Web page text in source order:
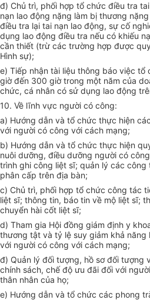
đ) Chủ trì, phối hợp tổ chức điều tra
nạn lao động nặng làm bị thương
điều tra lại tai nạn lao động, sự cố
dụng lao động điều tra nếu có khiếu
cần thiết (trừ các trường hợp được
Hình sự);
e) Tiếp nhận tài liệu thông báo việc
giờ đến 300 giờ trong một năm của
chức, cá nhân có sử dụng lao động
10. Về lĩnh vực người có công:
a) Hướng dẫn và tổ chức thực hiện
với người có công với cách mạng;
b) Hướng dẫn và tổ chức thực hiện
nuôi dưỡng, điều dưỡng người có
trình ghi công liệt sĩ; quản lý các
phân cấp trên địa bàn;
c) Chủ trì, phối hợp tổ chức công tác
liệt sĩ; thông tin, báo tin về mộ liệt sĩ;
chuyển hài cốt liệt sĩ;
d) Tham gia Hội đồng giám định y
thương tật và tỷ lệ suy giảm khả
với người có công với cách mạng;
đ) Quản lý đối tượng, hồ sơ đối tượng
chính sách, chế độ ưu đãi đối với
thân nhân của họ;
e) Hướng dẫn và tổ chức các phong